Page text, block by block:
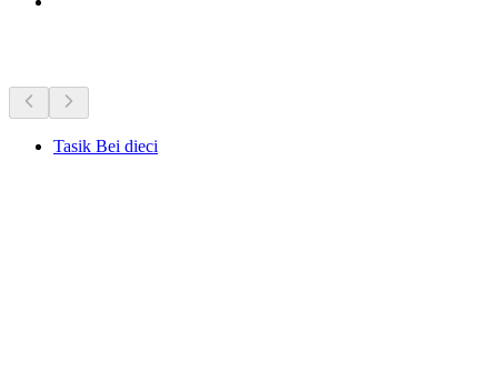
Tasik Bei dieci